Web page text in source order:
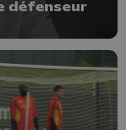
défenseur